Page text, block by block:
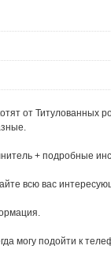
от Титулованных
+ подробные
всю вас
могу подойти к